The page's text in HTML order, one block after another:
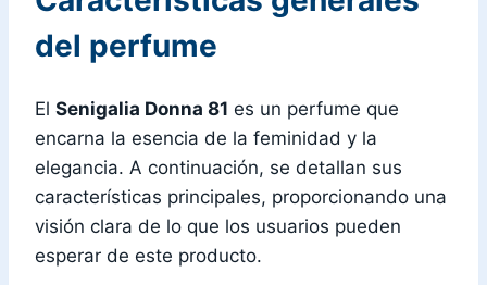
del perfume
El Senigalia Donna 81 es un perfume que
encarna la esencia de la feminidad y la
elegancia. A continuación, se detallan sus
características principales, proporcionando una
visión clara de lo que los usuarios pueden
esperar de este producto.